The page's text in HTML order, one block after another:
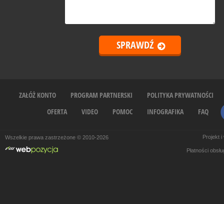
ZAŁÓŻ KONTO PROGRAM PARTNERSKI
POLITYKA PRYWATNOŚCI
OFERTA
VIDEO POMOC INFOGRAFIKA FAQ
Wszelkie prawa zastrzeżone © 2010-2026 Projekt
Płatności